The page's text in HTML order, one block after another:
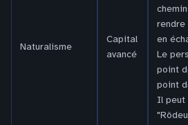
Naturalisme
Capital
avancé
rendre
en
Le
point
point
Il peut